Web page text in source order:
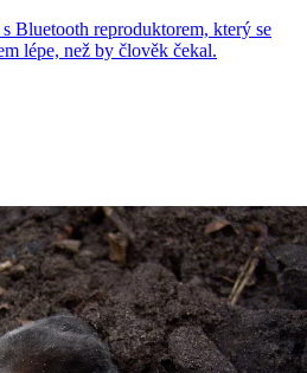
Bluetooth reproduktorem, který se
lépe, než by člověk čekal.